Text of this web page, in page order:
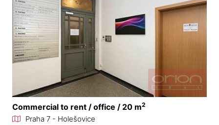
Commercial to rent / office / 20 m2
Praha 7 - Holešovice